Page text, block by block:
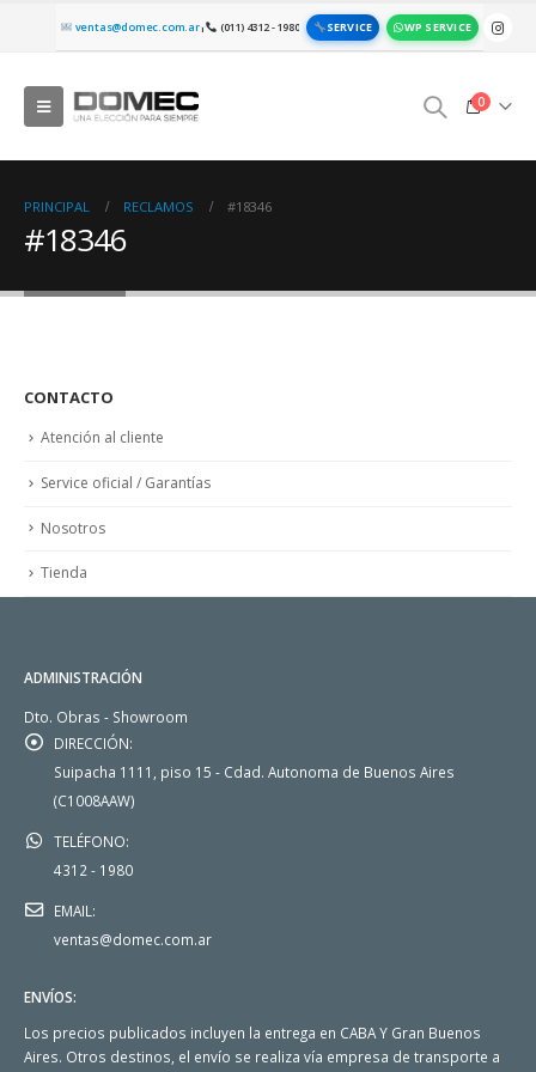
ventas@domec.com.ar| (011) 4312 - 1980 SERVICE WP SERVICE
0
PRINCIPAL RECLAMOS #18346
#18346
CONTACTO
Atención al cliente
Service oficial / Garantías
Nosotros
Tienda
ADMINISTRACIÓN
Dto. Obras - Showroom
DIRECCIÓN:
Suipacha 1111, piso 15 - Cdad. Autonoma de Buenos Aires
(C1008AAW)
TELÉFONO:
4312 - 1980
EMAIL:
ventas@domec.com.ar
ENVÍOS:
Los precios publicados incluyen la entrega en CABA Y Gran Buenos
Aires. Otros destinos, el envío se realiza vía empresa de transporte a